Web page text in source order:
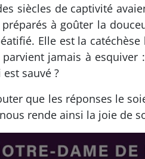
siècles de captivité
à goûter la
Elle est la
jamais à
sauvé ?
que les réponses le
rende ainsi la joie de